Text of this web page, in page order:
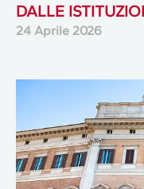
DALLE
24 Aprile 2026